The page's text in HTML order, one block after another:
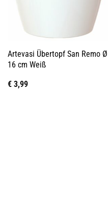
Artevasi Übertopf San Remo Ø
16 cm Weiß
€3,99